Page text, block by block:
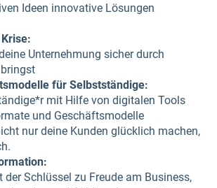
Ideen innovative Lösungen
Unternehmung sicher durch
für Selbstständige:
mit Hilfe von digitalen Tools
und Geschäftsmodelle
nur deine Kunden glücklich machen,
der Schlüssel zu Freude am Business,